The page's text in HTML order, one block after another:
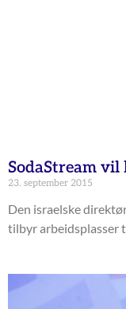
SodaStream
23. september 2015
Den israelske
tilbyr arbeidsplasser